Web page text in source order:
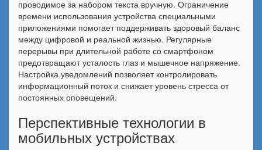
проводимое за набором текста вручную. Ограничение
времени использования устройства специальными
приложениями помогает поддерживать здоровый баланс
между цифровой и реальной жизнью. Регулярные
перерывы при длительной работе со смартфоном
предотвращают усталость глаз и мышечное напряжение.
Настройка уведомлений позволяет контролировать
информационный поток и снижает уровень стресса от
постоянных оповещений.
Перспективные технологии в
мобильных устройствах